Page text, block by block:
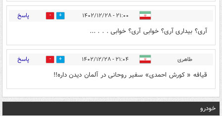
۲۱:۰۰ - ۱۴۰۲/۱۲/۲۸ 0 پاسخ
آری؟ بیداری آری؟ خوابی آری؟ خوابی . . . ...
طاهری ۲۱:۰۴ - ۱۴۰۲/۱۲/۲۸ 0 پاسخ
قیافه « کورش احمدی» سفیر روحانی در آلمان دیدن داره!!
خودرو